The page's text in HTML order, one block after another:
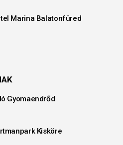
Marina Balatonfüred
Gyomaendrőd
Kisköre